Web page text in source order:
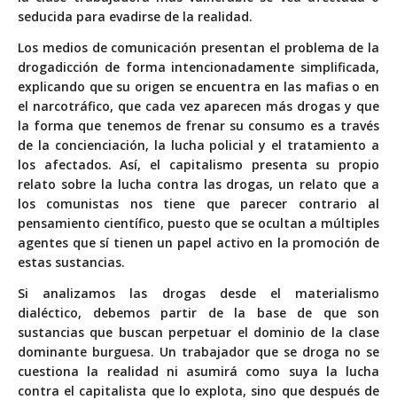
seducida para evadirse de la realidad.
Los medios de comunicación presentan el problema de la
drogadicción de forma intencionadamente simplificada,
explicando que su origen se encuentra en las mafias o en
el narcotráfico, que cada vez aparecen más drogas y que
la forma que tenemos de frenar su consumo es a través
de la concienciación, la lucha policial y el tratamiento a
los afectados. Así, el capitalismo presenta su propio
relato sobre la lucha contra las drogas, un relato que a
los comunistas nos tiene que parecer contrario al
pensamiento científico, puesto que se ocultan a múltiples
agentes que sí tienen un papel activo en la promoción de
estas sustancias.
Si analizamos las drogas desde el materialismo
dialéctico, debemos partir de la base de que son
sustancias que buscan perpetuar el dominio de la clase
dominante burguesa. Un trabajador que se droga no se
cuestiona la realidad ni asumirá como suya la lucha
contra el capitalista que lo explota, sino que después de